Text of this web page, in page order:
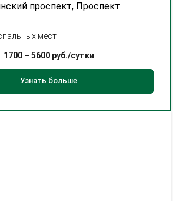
проспект, Проспект
мест
1700– 5600руб./сутки
Узнать больше